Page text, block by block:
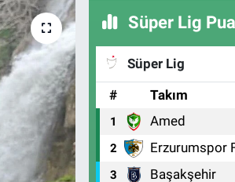
Süper Lig
Süper Lig
#
Takım
1 Amed
2 Erzurumspor
3 Başakşehir